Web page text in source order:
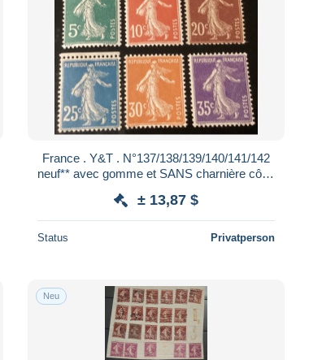
France . Y&T . N°137/138/139/140/141/142
neuf** avec gomme et SANS charnière côté:
± 13,87 $
Status Privatperson
Neu